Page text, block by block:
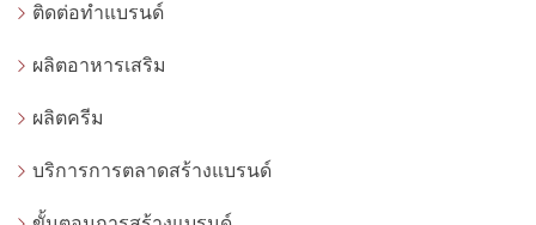
ติดต่อทำแบรนด์
ผลิตอาหารเสริม
ผลิตครีม
บริการการตลาดสร้างแบรนด์